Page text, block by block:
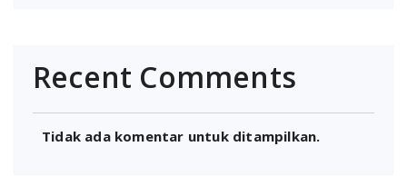
Recent Comments
Tidak ada komentar untuk ditampilkan.